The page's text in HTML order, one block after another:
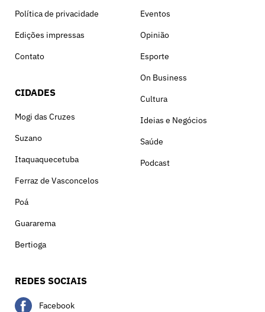
Política de privacidade
Edições impressas
Contato
CIDADES
Mogi das Cruzes
Suzano
Itaquaquecetuba
Ferraz de Vasconcelos
Poá
Guararema
Bertioga
Eventos
Opinião
Esporte
On Business
Cultura
Ideias e Negócios
Saúde
Podcast
REDES SOCIAIS
Facebook